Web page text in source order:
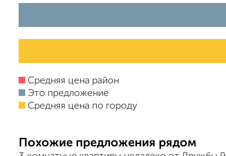
Средняя цена район
Это предложение
Средняя цена по городу
Похожие предложения рядом